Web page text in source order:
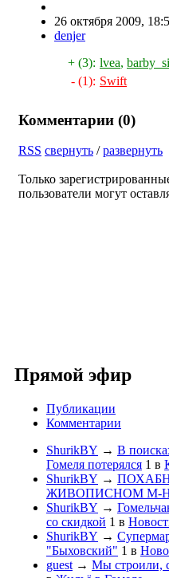
26 октября 2009,
denjer
+ (3): lvea,
- (1): Swift
Комментарии (0)
RSS свернуть /развернуть
Только
пользователи могут
Прямой эфир
Публикации
Комментарии
ShurikBY → В
Гомеля потерялся 1 в
ShurikBY →
ЖИВОПИСНОМ М-
ShurikBY →
со скидкой 1 в
ShurikBY →
"Быховский" 1 в
guest → Мы строили,